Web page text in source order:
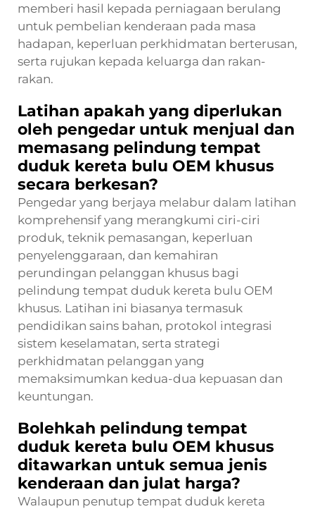
memberi hasil kepada perniagaan berulang
untuk pembelian kenderaan pada masa
hadapan, keperluan perkhidmatan berterusan,
serta rujukan kepada keluarga dan rakan-
rakan.
Latihan apakah yang diperlukan
oleh pengedar untuk menjual dan
memasang pelindung tempat
duduk kereta bulu OEM khusus
secara berkesan?
Pengedar yang berjaya melabur dalam latihan
komprehensif yang merangkumi ciri-ciri
produk, teknik pemasangan, keperluan
penyelenggaraan, dan kemahiran
perundingan pelanggan khusus bagi
pelindung tempat duduk kereta bulu OEM
khusus. Latihan ini biasanya termasuk
pendidikan sains bahan, protokol integrasi
sistem keselamatan, serta strategi
perkhidmatan pelanggan yang
memaksimumkan kedua-dua kepuasan dan
keuntungan.
Bolehkah pelindung tempat
duduk kereta bulu OEM khusus
ditawarkan untuk semua jenis
kenderaan dan julat harga?
Walaupun penutup tempat duduk kereta